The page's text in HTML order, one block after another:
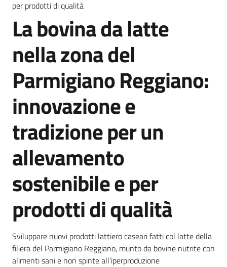
Novità
Servizi
Leggi
atti
bandi
Piani
programmi
progetti
Agricoltura
in
cifre
per prodotti di qualità
La bovina da latte
nella zona del
Parmigiano Reggiano:
innovazione e
tradizione per un
allevamento
sostenibile e per
prodotti di qualità
Sviluppare nuovi prodotti lattiero caseari fatti col latte della
filiera del Parmigiano Reggiano, munto da bovine nutrite con
alimenti sani e non spinte all’iperproduzione